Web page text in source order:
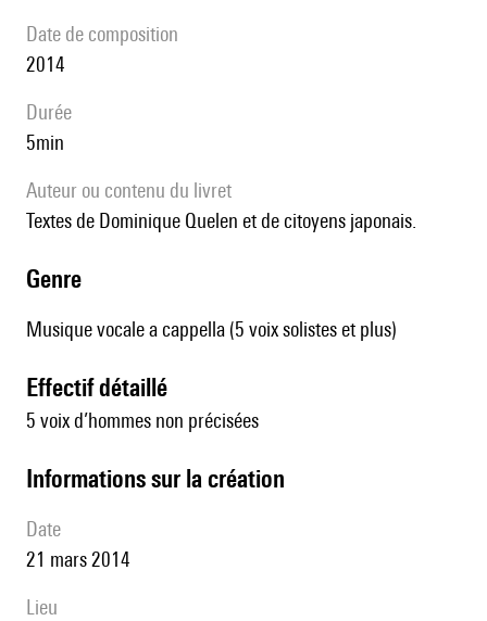
date de composition
2014
durée
5min
Auteur ou contenu du livret
Textes de Dominique Quelen et de citoyens japonais.
genre
Musique vocale a cappella (5 voix solistes et plus)
effectif détaillé
5 voix d’hommes non précisées
informations sur la création
date
21 mars 2014
lieu